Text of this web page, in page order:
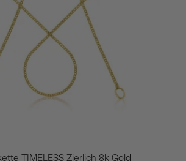
TIMELESS Zierlich 8k Gold